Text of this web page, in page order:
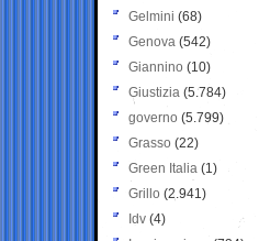
Gelmini (68)
Genova (542)
Giannino (10)
Giustizia (5.784)
governo (5.799)
Grasso (22)
Green Italia (1)
Grillo (2.941)
Idv (4)